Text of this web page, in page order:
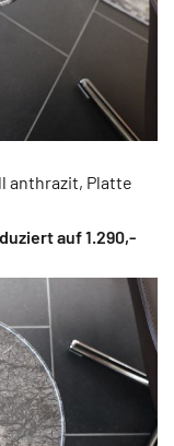
anthrazit, Platte
auf 1.290,-